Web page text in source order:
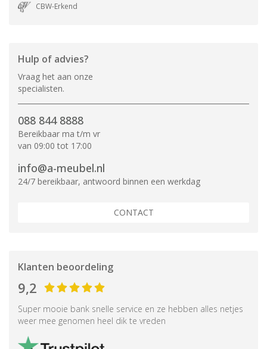
CBW-Erkend
Hulp of advies?
Vraag het aan onze
specialisten.
088 844 8888
Bereikbaar ma t/m vr
van 09:00 tot 17:00
info@a-meubel.nl
24/7 bereikbaar, antwoord binnen een werkdag
CONTACT
Klanten beoordeling
9,2
Super mooie bank snelle service en ze hebben alles netjes
weer mee genomen heel dik te vreden